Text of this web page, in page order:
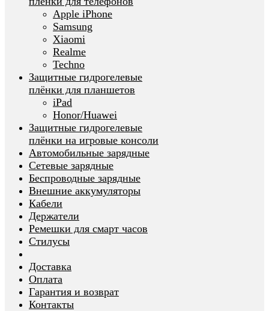
Apple iPhone
Samsung
Xiaomi
Realme
Techno
Защитные гидрогелевые
плёнки для планшетов
iPad
Honor/Huawei
Защитные гидрогелевые
плёнки на игровые консоли
Автомобильные зарядные
Сетевые зарядные
Беспроводные зарядные
Внешние аккумуляторы
Кабели
Держатели
Ремешки для смарт часов
Стилусы
Доставка
Оплата
Гарантия и возврат
Контакты